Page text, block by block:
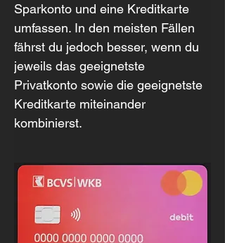
Sparkonto und eine Kreditkarte
umfassen. In den meisten Fällen
fährst du jedoch besser, wenn du
jeweils das geeignetste
Privatkonto sowie die geeignetste
Kreditkarte miteinander
kombinierst.